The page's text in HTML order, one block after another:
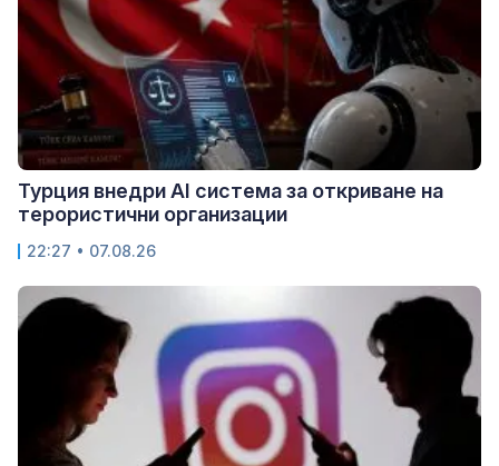
Турция внедри AI система за откриване на
терористични организации
22:27 • 07.08.26